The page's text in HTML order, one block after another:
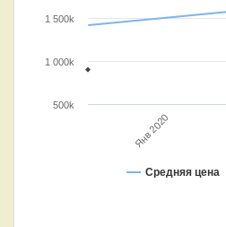
Средняя цена
Янв 2020
500k
1 000k
1 500k